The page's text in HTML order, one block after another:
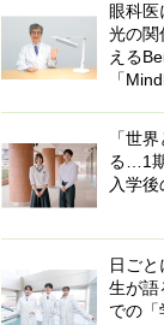
眼科医
光の
える
「
「世
る…1
入学後
日ご
生が語
での「